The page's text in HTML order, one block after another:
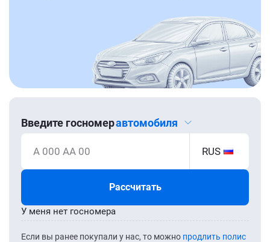
Введите госномеравтомобиля
А 000 АА 00 RUS
Рассчитать
Если вы ранее покупали у нас, то можно продлить полис
У меня нет госномера